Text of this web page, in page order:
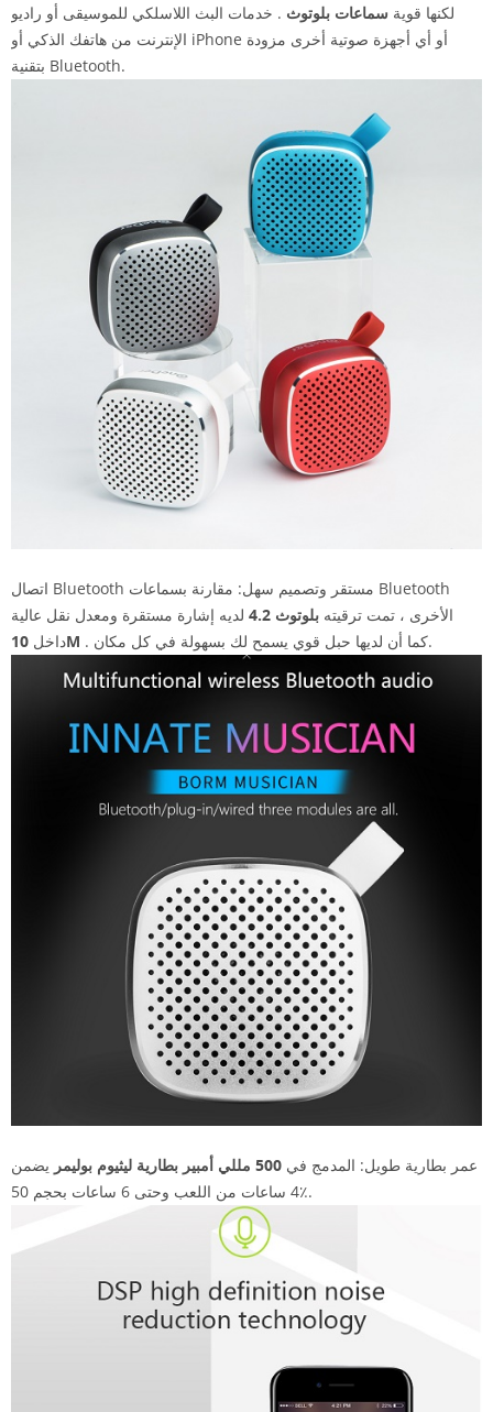
لكنها قوية سماعات بلوتوث . خدمات البث اللاسلكي للموسيقى أو راديو
الإنترنت من هاتفك الذكي أو iPhone أو أي أجهزة صوتية أخرى مزودة
بتقنية Bluetooth.
اتصال Bluetooth مستقر وتصميم سهل: مقارنة بسماعات Bluetooth
الأخرى ، تمت ترقيته بلوتوث 4.2
لديه إشارة مستقرة ومعدل نقل عالية
داخل10M . كما أن لديها حبل قوي يسمح لك بسهولة في كل مكان.
عمر بطارية طويل: المدمج في بطارية ليثيوم بوليمر يضمن
4 ساعات من اللعب وحتى 6 ساعات بحجم 50٪.